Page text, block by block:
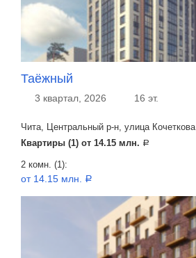
Таёжный
3 квартал, 2026 16 эт.
Чита, Центральный р-н, улица Кочеткова
Квартиры (1) от 14.15 млн. a
2 комн. (1):
от 14.15 млн. a